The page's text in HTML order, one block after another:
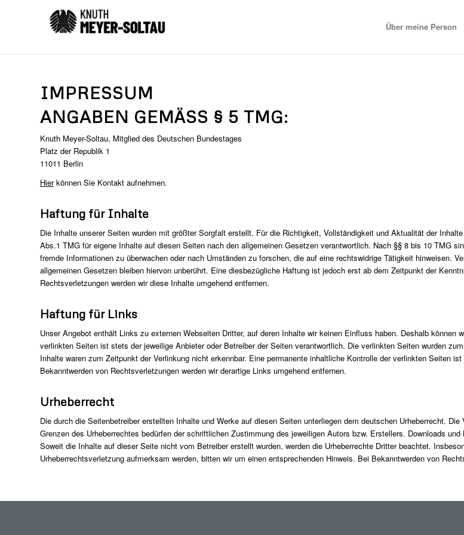
Über meine Person
IMPRESSUM
ANGABEN GEMÄSS § 5 TMG:
Knuth Meyer-Soltau, Mitglied des Deutschen Bundestages
Platz der Republik 1
11011 Berlin
Hier können Sie Kontakt aufnehmen.
Haftung für Inhalte
Die Inhalte unserer Seiten wurden mit größter Sorgfalt erstellt. Für die Richtigkeit, Vollständigkeit und Aktualität der
Abs.1 TMG für eigene Inhalte auf diesen Seiten nach den allgemeinen Gesetzen verantwortlich. Nach §§ 8 bis 10 TMG
fremde Informationen zu überwachen oder nach Umständen zu forschen, die auf eine rechtswidrige Tätigkeit hinweisen.
allgemeinen Gesetzen bleiben hiervon unberührt. Eine diesbezügliche Haftung ist jedoch erst ab dem Zeitpunkt der
Rechtsverletzungen werden wir diese Inhalte umgehend entfernen.
Haftung für Links
Unser Angebot enthält Links zu externen Webseiten Dritter, auf deren Inhalte wir keinen Einfluss haben. Deshalb
verlinkten Seiten ist stets der jeweilige Anbieter oder Betreiber der Seiten verantwortlich. Die verlinkten Seiten wurden
Inhalte waren zum Zeitpunkt der Verlinkung nicht erkennbar. Eine permanente inhaltliche Kontrolle der verlinkten Seiten
Bekanntwerden von Rechtsverletzungen werden wir derartige Links umgehend entfernen.
Urheberrecht
Die durch die Seitenbetreiber erstellten Inhalte und Werke auf diesen Seiten unterliegen dem deutschen Urheberrecht.
Grenzen des Urheberrechtes bedürfen der schriftlichen Zustimmung des jeweiligen Autors bzw. Erstellers. Downloads
Soweit die Inhalte auf dieser Seite nicht vom Betreiber erstellt wurden, werden die Urheberrechte Dritter beachtet.
Urheberrechtsverletzung aufmerksam werden, bitten wir um einen entsprechenden Hinweis. Bei Bekanntwerden von